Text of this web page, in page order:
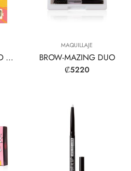
¡BRAVO! KIT BÁLSAMO DOMADOR DE CEJAS
MAQUILLAJE
BROW-MAZING DUO
₡5220